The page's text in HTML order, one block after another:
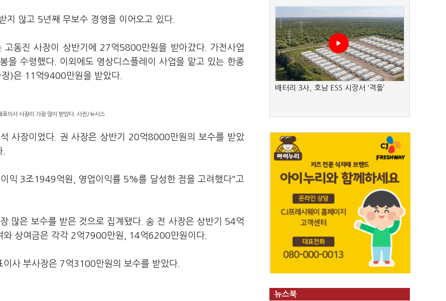
않고 5년째 무보수 경영을 이어오고 있다.
고동진 사장이 상반기에 27억5800만원을 받아갔다. 가전사업
수령했다. 이외에도 영상디스플레이 사업을 맡고 있는 한종
)은 11억9400만원을 받았다.
표이사 사장이 가장 많이 받았다. 사진/뉴시스
사장이었다. 권 사장은 상반기 20억8000만원의 보수를 받았
익 3조1949억원, 영업이익률 5%를 달성한 점을 고려했다"고
많은 보수를 받은 것으로 집계됐다. 송 전 사장은 상반기 54억
상여금은 각각 2억7900만원, 14억6200만원이다.
사 부사장은 7억3100만원의 보수를 받았다.
배터리 3사, 호남 ESS 시장서 ‘격돌’
뉴스북